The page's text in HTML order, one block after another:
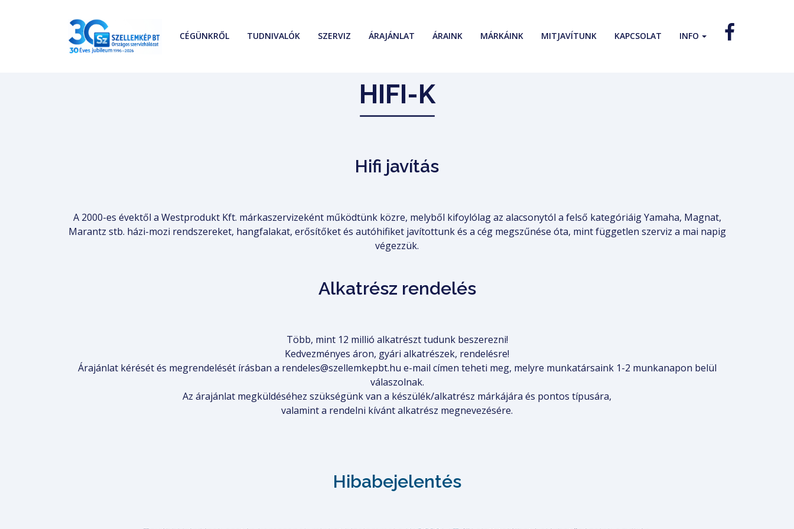
CÉGÜNKRŐL TUDNIVALÓK SZERVIZ ÁRAJÁNLAT ÁRAINK MÁRKÁINK MITJAVÍTUNK KAPCSOLAT INFO
HIFI-K
Hifi javítás
A 2000-es évektől a Westprodukt Kft. márkaszervizeként működtünk közre, melyből kifoylólag az alacsonytól a felső kategóriáig Yamaha, Magnat,
Marantz stb. házi-mozi rendszereket, hangfalakat, erősítőket és autóhifiket javítottunk és a cég megszűnése óta, mint független szerviz a mai napig
végezzük.
Alkatrész rendelés
Több, mint 12 millió alkatrészt tudunk beszerezni!
Kedvezményes áron, gyári alkatrészek, rendelésre!
Árajánlat kérését és megrendelését írásban a rendeles@szellemkepbt.hu e-mail címen teheti meg, melyre munkatársaink 1-2 munkanapon belül
válaszolnak.
Az árajánlat megküldéséhez szükségünk van a készülék/alkatrész márkájára és pontos típusára,
valamint a rendelni kívánt alkatrész megnevezésére.
Hibabejelentés